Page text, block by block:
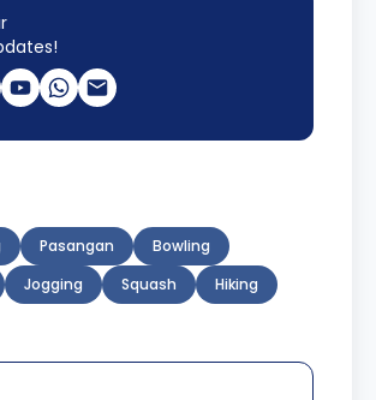
Pasangan
Bowling
Jogging Squash
Hiking